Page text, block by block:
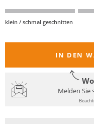
klein / schmal geschnitten
IN DEN
Melden Sie